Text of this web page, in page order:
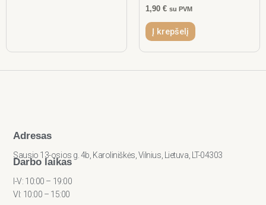
1,90 € su PVM
Į krepšelį
Adresas
Sausio 13-osios g. 4b, Karoliniškės, Vilnius, Lietuva, LT-04303
Darbo laikas
I-V: 10:00 – 19:00
VI: 10:00 – 15:00